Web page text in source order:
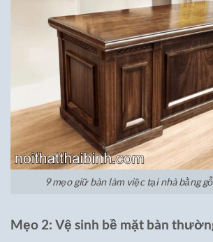
9 mẹo giữ bàn làm việc tại nhà bằng
Mẹo 2: Vệ sinh bề mặt bàn